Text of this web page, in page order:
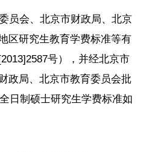
会、北京市财政局、北京
区研究生教育学费标准等有
号），并经北京市
政局、北京市教育委员会批
日制硕士研究生学费标准如